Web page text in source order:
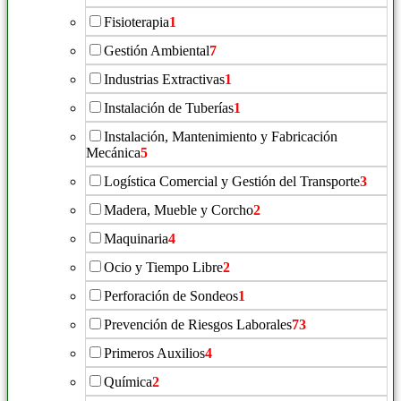
Fisioterapia1
Gestión Ambiental7
Industrias Extractivas1
Instalación de Tuberías1
Instalación, Mantenimiento y Fabricación
Mecánica5
Logística Comercial y Gestión del Transporte3
Madera, Mueble y Corcho2
Maquinaria4
Ocio y Tiempo Libre2
Perforación de Sondeos1
Prevención de Riesgos Laborales73
Primeros Auxilios4
Química2